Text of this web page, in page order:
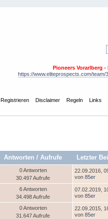
Pioneers Vorarlberg
https://www.eliteprospects.com/
Registrieren Disclaimer Regeln Links
Antworten / Aufrufe Letzter
0 Antworten
30.497 Aufrufe
22.09.2016,
von85er
6 Antworten
34.498 Aufrufe
07.02.2019,
von85er
0 Antworten
31.647 Aufrufe
22.09.2015,
von85er